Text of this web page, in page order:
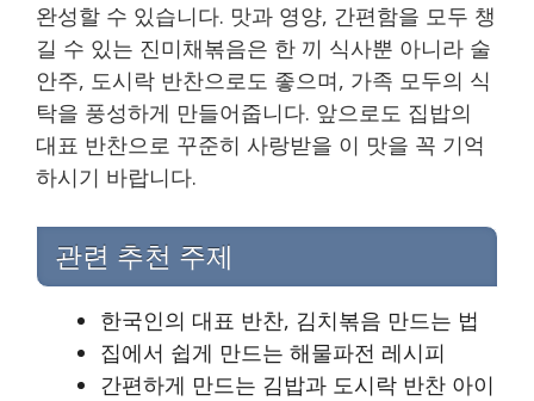
완성할 수 있습니다. 맛과 영양, 간편함을 모두 챙
길 수 있는 진미채볶음은 한 끼 식사뿐 아니라 술
안주, 도시락 반찬으로도 좋으며, 가족 모두의 식
탁을 풍성하게 만들어줍니다. 앞으로도 집밥의
대표 반찬으로 꾸준히 사랑받을 이 맛을 꼭 기억
하시기 바랍니다.
관련 추천 주제
한국인의 대표 반찬, 김치볶음 만드는 법
집에서 쉽게 만드는 해물파전 레시피
간편하게 만드는 김밥과 도시락 반찬 아이